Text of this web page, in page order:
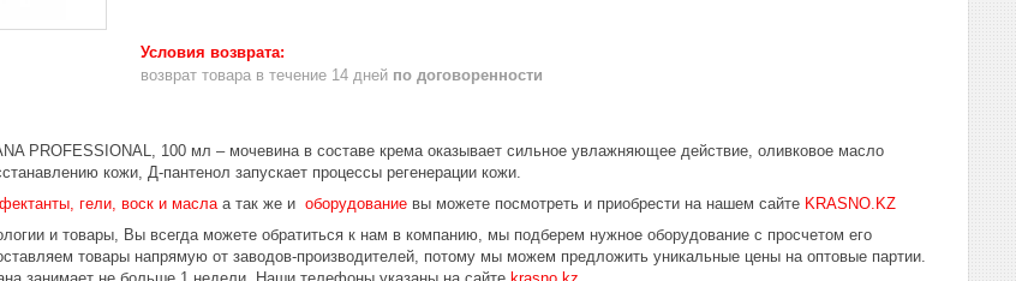
возврат товара в течение 14 дней по договоренности
PROFESSIONAL, 100 мл – мочевина в составе крема оказывает сильное увлажняющее действие, оливковое масло
кожи, Д-пантенол запускает процессы регенерации кожи.
гели, воск и масла а так же и оборудование вы можете посмотреть и приобрести на нашем сайте KRASNO.KZ
и товары, Вы всегда можете обратиться к нам в компанию, мы подберем нужное оборудование с просчетом его
товары напрямую от заводов-производителей, потому мы можем предложить уникальные цены на оптовые партии.